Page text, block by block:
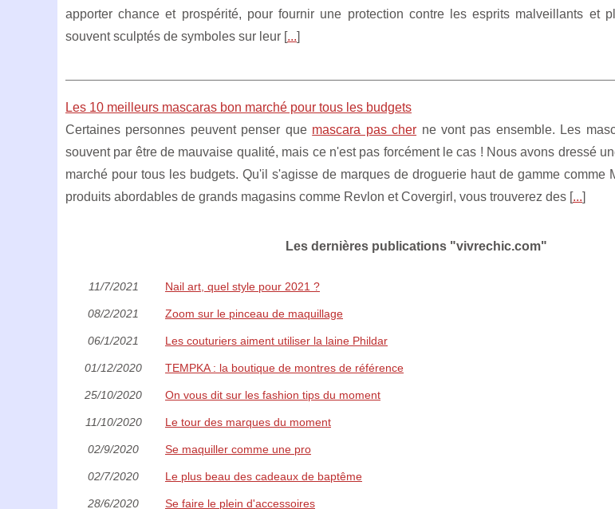
apporter chance et prospérité, pour fournir une protection contre les esprits malveillants et
souvent sculptés de symboles sur leur [...]
Les 10 meilleurs mascaras bon marché pour tous les budgets
Certaines personnes peuvent penser que mascara pas cher ne vont pas ensemble. Les
souvent par être de mauvaise qualité, mais ce n'est pas forcément le cas ! Nous avons dressé
marché pour tous les budgets. Qu'il s'agisse de marques de droguerie haut de gamme comme
produits abordables de grands magasins comme Revlon et Covergirl, vous trouverez des [...]
Les dernières publications "vivrechic.com"
11/7/2021 Nail art, quel style pour 2021 ?
08/2/2021 Zoom sur le pinceau de maquillage
06/1/2021 Les couturiers aiment utiliser la laine Phildar
01/12/2020 TEMPKA : la boutique de montres de référence
25/10/2020 On vous dit sur les fashion tips du moment
11/10/2020 Le tour des marques du moment
02/9/2020 Se maquiller comme une pro
02/7/2020 Le plus beau des cadeaux de baptême
28/6/2020 Se faire le plein d'accessoires